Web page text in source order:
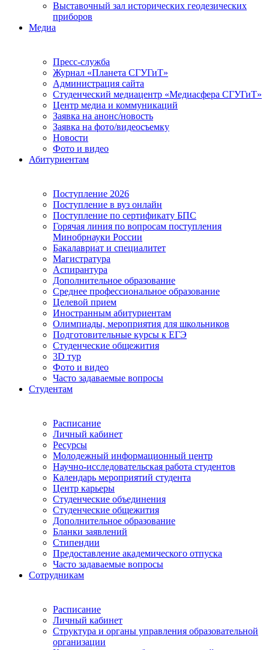
Выставочный зал исторических геодезических
приборов
Медиа
Пресс-служба
Журнал «Планета СГУГиТ»
Администрация сайта
Студенческий медиацентр «Медиасфера СГУГиТ»
Центр медиа и коммуникаций
Заявка на анонс/новость
Заявка на фото/видеосъемку
Новости
Фото и видео
Абитуриентам
Поступление 2026
Поступление в вуз онлайн
Поступление по сертификату БПС
Горячая линия по вопросам поступления
Минобрнауки России
Бакалавриат и специалитет
Магистратура
Аспирантура
Дополнительное образование
Среднее профессиональное образование
Целевой прием
Иностранным абитуриентам
Олимпиады, мероприятия для школьников
Подготовительные курсы к ЕГЭ
Студенческие общежития
3D тур
Фото и видео
Часто задаваемые вопросы
Студентам
Расписание
Личный кабинет
Ресурсы
Молодежный информационный центр
Научно-исследовательская работа студентов
Календарь мероприятий студента
Центр карьеры
Студенческие объединения
Студенческие общежития
Дополнительное образование
Бланки заявлений
Стипендии
Предоставление академического отпуска
Часто задаваемые вопросы
Сотрудникам
Расписание
Личный кабинет
Структура и органы управления образовательной
организации